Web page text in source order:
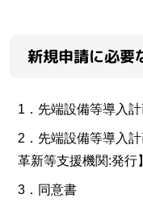
新規申請に必要
1．先端設備等導入
2．先端設備等導入
革新等支援機関:発行
3．同意書